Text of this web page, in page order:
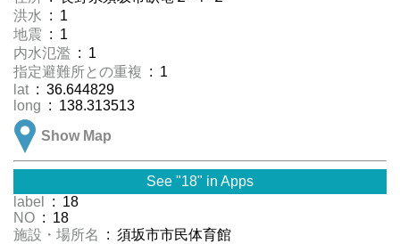
洪水
: 1
地震 : 1
内水氾濫 : 1
指定避難所との重複 : 1
lat : 36.644829
long : 138.313513
Show Map
See "18" in Apps
label
: 18
NO : 18
施設・場所名
: 須坂市市民体育館